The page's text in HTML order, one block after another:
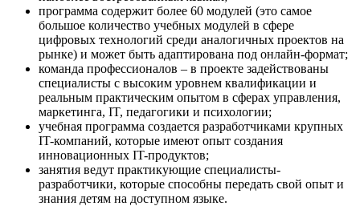
программа содержит более 60 модулей (это самое
большое количество учебных модулей в сфере
цифровых технологий среди аналогичных проектов на
рынке) и может быть адаптирована под онлайн-формат;
команда профессионалов – в проекте задействованы
специалисты с высоким уровнем квалификации и
реальным практическим опытом в сферах управления,
маркетинга, IT, педагогики и психологии;
учебная программа создается разработчиками крупных
IT-компаний, которые имеют опыт создания
инновационных IT-продуктов;
занятия ведут практикующие специалисты-
разработчики, которые способны передать свой опыт и
знания детям на доступном языке.